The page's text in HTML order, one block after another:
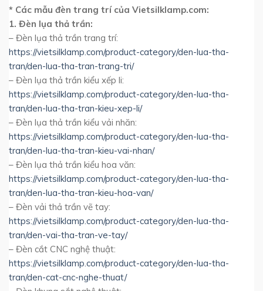
* Các mẫu đèn trang trí của Vietsilklamp.com:
1. Đèn lụa thả trần:
– Đèn lụa thả trần trang trí:
https://vietsilklamp.com/product-category/den-lua-tha-
tran/den-lua-tha-tran-trang-tri/
– Đèn lụa thả trần kiểu xếp li:
https://vietsilklamp.com/product-category/den-lua-tha-
tran/den-lua-tha-tran-kieu-xep-li/
– Đèn lụa thả trần kiểu vải nhăn:
https://vietsilklamp.com/product-category/den-lua-tha-
tran/den-lua-tha-tran-kieu-vai-nhan/
– Đèn lụa thả trần kiểu hoa văn:
https://vietsilklamp.com/product-category/den-lua-tha-
tran/den-lua-tha-tran-kieu-hoa-van/
– Đèn vải thả trần vẽ tay:
https://vietsilklamp.com/product-category/den-lua-tha-
tran/den-vai-tha-tran-ve-tay/
– Đèn cắt CNC nghệ thuật:
https://vietsilklamp.com/product-category/den-lua-tha-
tran/den-cat-cnc-nghe-thuat/